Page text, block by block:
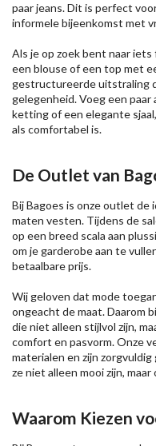
paar jeans. Dit is perfect
informele bijeenkomst met
Als je op zoek bent naar
een blouse of een top met
gestructureerde uitstraling
gelegenheid. Voeg een
ketting of een elegante
als comfortabel is.
De Outlet van
Bij Bagoes is onze outlet de
maten vesten. Tijdens de
op een breed scala aan
om je garderobe aan te
betaalbare prijs.
Wij geloven dat mode
ongeacht de maat. Daarom
die niet alleen stijlvol zijn,
comfort en pasvorm. Onze
materialen en zijn
ze niet alleen mooi zijn, maar
Waarom Kiezen